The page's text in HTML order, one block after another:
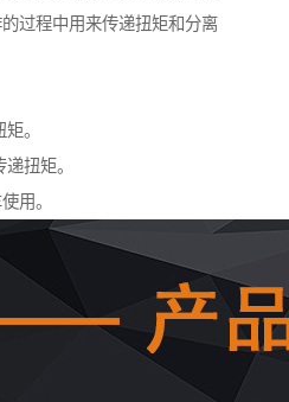
过程中用来传递扭矩和分离
。
扭矩。
用。